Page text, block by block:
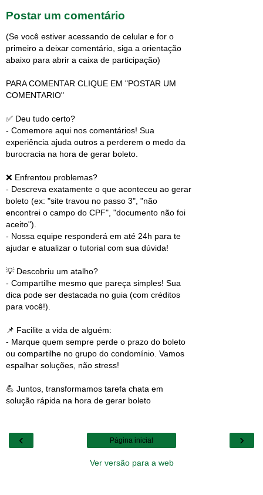
Postar um comentário
(Se você estiver acessando de celular e for o
primeiro a deixar comentário, siga a orientação
abaixo para abrir a caixa de participação)
PARA COMENTAR CLIQUE EM "POSTAR UM
COMENTARIO"
✅ Deu tudo certo?
- Comemore aqui nos comentários! Sua
experiência ajuda outros a perderem o medo da
burocracia na hora de gerar boleto.
❌ Enfrentou problemas?
- Descreva exatamente o que aconteceu ao gerar
boleto (ex: "site travou no passo 3", "não
encontrei o campo do CPF", "documento não foi
aceito").
- Nossa equipe responderá em até 24h para te
ajudar e atualizar o tutorial com sua dúvida!
💡 Descobriu um atalho?
- Compartilhe mesmo que pareça simples! Sua
dica pode ser destacada no guia (com créditos
para você!).
📌 Facilite a vida de alguém:
- Marque quem sempre perde o prazo do boleto
ou compartilhe no grupo do condomínio. Vamos
espalhar soluções, não stress!
💪 Juntos, transformamos tarefa chata em
solução rápida na hora de gerar boleto
‹ ›
Página inicial
Ver versão para a web